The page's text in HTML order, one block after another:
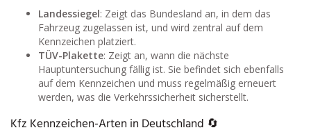
Landessiegel: Zeigt das Bundesland an, in dem das
Fahrzeug zugelassen ist, und wird zentral auf dem
Kennzeichen platziert.
TÜV-Plakette: Zeigt an, wann die nächste
Hauptuntersuchung fällig ist. Sie befindet sich ebenfalls
auf dem Kennzeichen und muss regelmäßig erneuert
werden, was die Verkehrssicherheit sicherstellt.
Kfz Kennzeichen-Arten in Deutschland 🔄